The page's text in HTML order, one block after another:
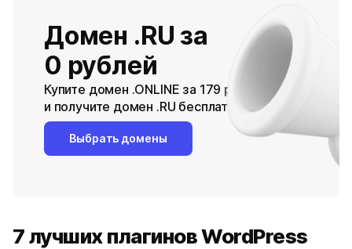
Домен .RU за
0 рублей
Купите домен .ONLINE за 179 рублей
и получите домен .RU бесплатно
Выбрать домены
7 лучших плагинов WordPress